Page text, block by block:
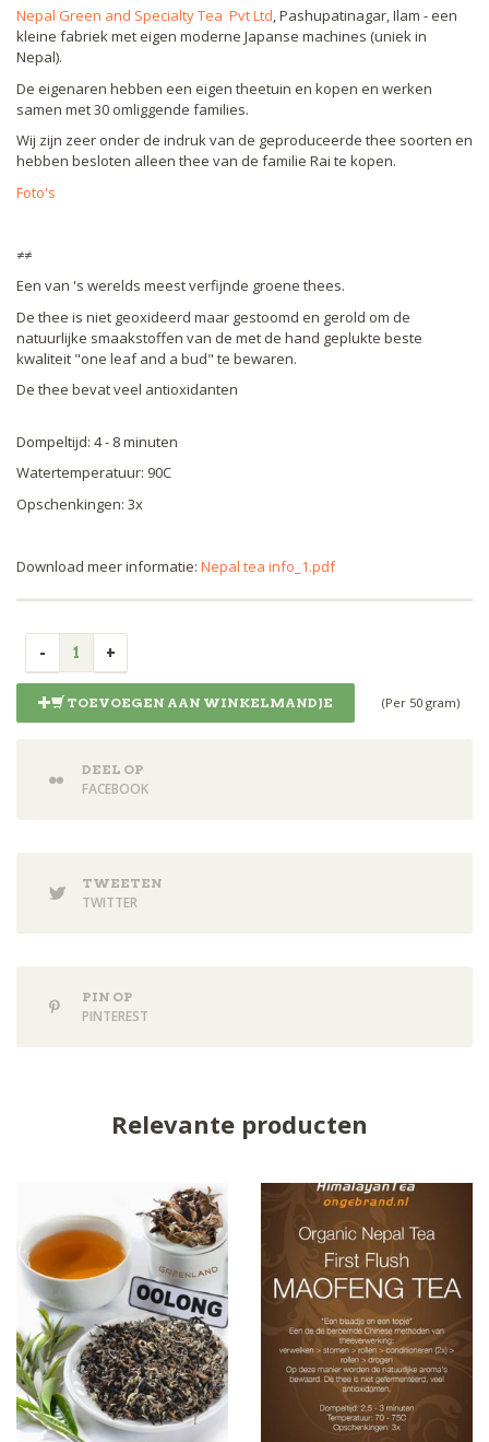
Nepal Green and Specialty Tea Pvt Ltd, Pashupatinagar, Ilam - een
kleine fabriek met eigen moderne Japanse machines (uniek in
Nepal).
De eigenaren hebben een eigen theetuin en kopen en werken
samen met 30 omliggende families.
Wij zijn zeer onder de indruk van de geproduceerde thee soorten en
hebben besloten alleen thee van de familie Rai te kopen.
Foto's
≠≠
Een van 's werelds meest verfijnde groene thees.
De thee is niet geoxideerd maar gestoomd en gerold om de
natuurlijke smaakstoffen van de met de hand geplukte beste
kwaliteit "one leaf and a bud" te bewaren.
De thee bevat veel antioxidanten
Dompeltijd: 4 - 8 minuten
Watertemperatuur: 90C
Opschenkingen: 3x
Download meer informatie: Nepal tea info_1.pdf
TOEVOEGEN AAN WINKELMANDJE (Per 50 gram)
DEEL OP
FACEBOOK
TWEETEN
TWITTER
PIN OP
PINTEREST
Relevante producten